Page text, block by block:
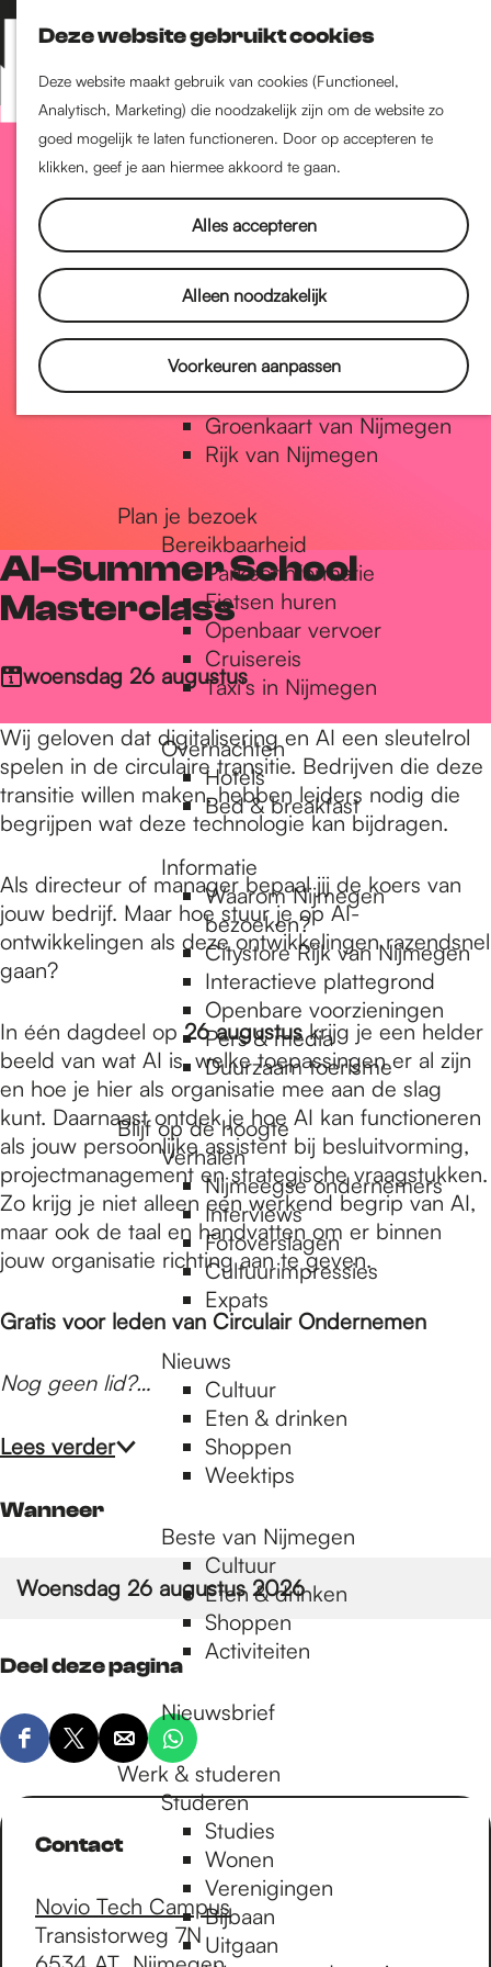
Deze website gebruikt cookies
Deze website maakt gebruik van cookies (Functioneel,
Analytisch, Marketing) die noodzakelijk zijn om de website zo
goed mogelijk te laten functioneren. Door op accepteren te
klikken, geef je aan hiermee akkoord te gaan.
Alles accepteren
Alleen noodzakelijk
Voorkeuren aanpassen
Z
o
e
k
e
K
a
a
r
t
M
e
n
Nijmegen-Nieuw-West
Nijmegen-Oud-West
Dukenburg
Lindenholt
Historie
De oudste stad van
Nederland
Historische tijdlijn
Romeinse Limes
Vrede van Nijmegen Penning
Natuur in Nijmegen
Groenkaart van Nijmegen
Rijk van Nijmegen
Plan je bezoek
Bereikbaarheid
Parkeerinformatie
Fietsen huren
Openbaar vervoer
Cruisereis
Taxi's in Nijmegen
Overnachten
Hotels
Bed & breakfast
Informatie
Waarom Nijmegen
bezoeken?
Citystore Rijk van Nijmegen
Interactieve plattegrond
Openbare voorzieningen
Pers & media
Duurzaam toerisme
Blijf op de hoogte
Verhalen
Nijmeegse ondernemers
Interviews
Fotoverslagen
Cultuurimpressies
Expats
Nieuws
Cultuur
Eten & drinken
Shoppen
Weektips
Beste van Nijmegen
Cultuur
Eten & drinken
Shoppen
Activiteiten
Nieuwsbrief
Werk & studeren
Studeren
Studies
Wonen
Verenigingen
Bijbaan
Uitgaan
AI-Summer School
Masterclass
woensdag 26 augustus
Wij geloven dat digitalisering en AI een sleutelrol
spelen in de circulaire transitie. Bedrijven die deze
transitie willen maken, hebben leiders nodig die
begrijpen wat deze technologie kan bijdragen.
Als directeur of manager bepaal jij de koers van
jouw bedrijf. Maar hoe stuur je op AI-
ontwikkelingen als deze ontwikkelingen razendsnel
gaan?
In één dagdeel op26 augustuskrijg je een helder
beeld van wat AI is, welke toepassingen er al zijn
en hoe je hier als organisatie mee aan de slag
kunt. Daarnaast ontdek je hoe AI kan functioneren
als jouw persoonlijke assistent bij besluitvorming,
projectmanagement en strategische vraagstukken.
Zo krijg je niet alleen een werkend begrip van AI,
maar ook de taal en handvatten om er binnen
jouw organisatie richting aan te geven.
Gratis voor leden van Circulair Ondernemen
Nog geen lid?…
Lees verder
Wanneer
Woensdag 26 augustus 2026
Deel deze pagina
D
e
D
e
l
e
z
e
D
e
e
l
e
z
e
D
e
e
d
z
e
Contact
Novio Tech Campus
Transistorweg 7N